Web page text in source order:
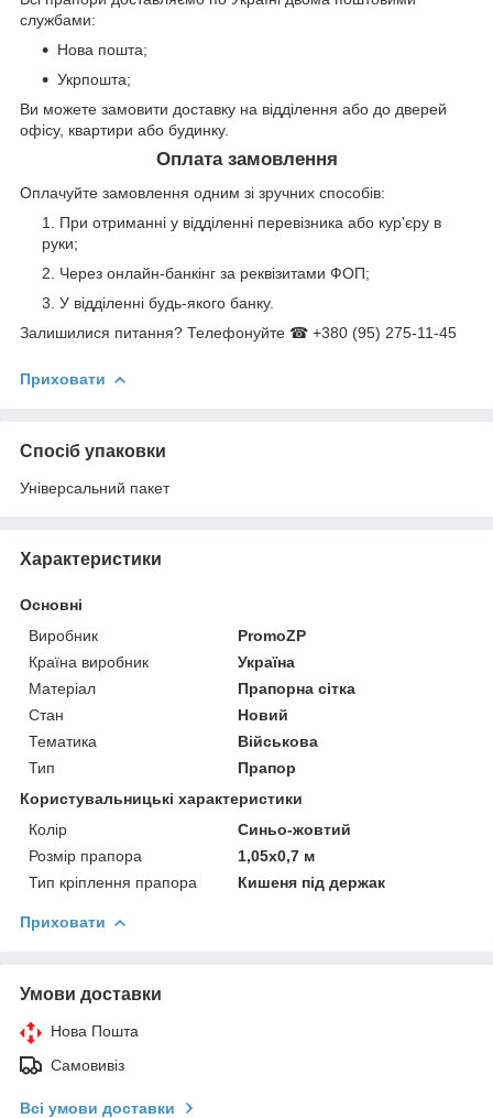
службами:
Нова пошта;
Укрпошта;
Ви можете замовити доставку на відділення або до дверей
офісу, квартири або будинку.
Оплата замовлення
Оплачуйте замовлення одним зі зручних способів:
При отриманні у відділенні перевізника або кур'єру в
руки;
Через онлайн-банкінг за реквізитами ФОП;
У відділенні будь-якого банку.
Залишилися питання? Телефонуйте ☎ +380 (95) 275-11-45
Приховати
Спосіб упаковки
Універсальний пакет
Характеристики
Основні
Виробник
PromoZP
Країна виробник
Україна
Матеріал
Прапорна сітка
Стан
Новий
Тематика
Військова
Тип
Прапор
Користувальницькі характеристики
Колір
Синьо-жовтий
Розмір прапора
1,05х0,7 м
Тип кріплення прапора
Кишеня під держак
Приховати
Умови доставки
Нова Пошта
Самовивіз
Всі умови доставки